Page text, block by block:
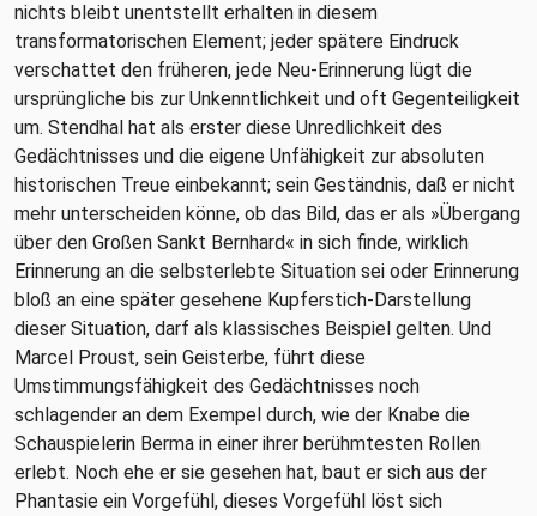
nichts bleibt unentstellt erhalten in diesem
transformatorischen Element; jeder spätere Eindruck
verschattet den früheren, jede Neu-Erinnerung lügt die
ursprüngliche bis zur Unkenntlichkeit und oft Gegenteiligkeit
um. Stendhal hat als erster diese Unredlichkeit des
Gedächtnisses und die eigene Unfähigkeit zur absoluten
historischen Treue einbekannt; sein Geständnis, daß er nicht
mehr unterscheiden könne, ob das Bild, das er als »Übergang
über den Großen Sankt Bernhard« in sich finde, wirklich
Erinnerung an die selbsterlebte Situation sei oder Erinnerung
bloß an eine später gesehene Kupferstich-Darstellung
dieser Situation, darf als klassisches Beispiel gelten. Und
Marcel Proust, sein Geisterbe, führt diese
Umstimmungsfähigkeit des Gedächtnisses noch
schlagender an dem Exempel durch, wie der Knabe die
Schauspielerin Berma in einer ihrer berühmtesten Rollen
erlebt. Noch ehe er sie gesehen hat, baut er sich aus der
Phantasie ein Vorgefühl, dieses Vorgefühl löst sich